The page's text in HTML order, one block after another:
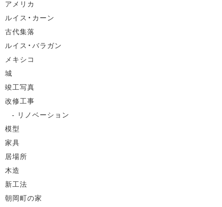
アメリカ
ルイス・カーン
古代集落
ルイス・バラガン
メキシコ
城
竣工写真
改修工事
リノベーション
模型
家具
居場所
木造
新工法
朝岡町の家